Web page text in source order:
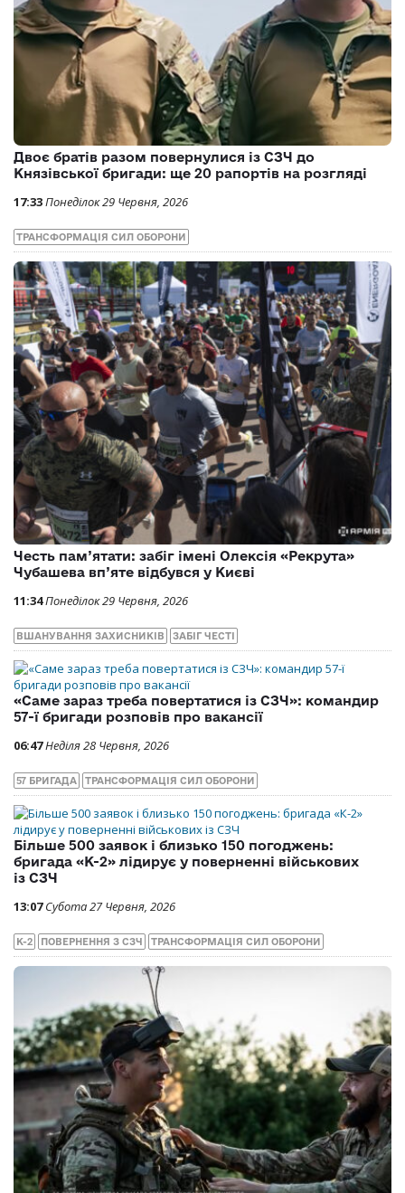
Двоє братів разом повернулися із СЗЧ до
Князівської бригади: ще 20 рапортів на розгляді
17:33Понеділок 29 Червня, 2026
ТРАНСФОРМАЦІЯ СИЛ ОБОРОНИ
Честь пам’ятати: забіг імені Олексія «Рекрута»
Чубашева вп’яте відбувся у Києві
11:34Понеділок 29 Червня, 2026
ВШАНУВАННЯ ЗАХИСНИКІВ ЗАБІГ ЧЕСТІ
«Саме зараз треба повертатися із СЗЧ»: командир
57-ї бригади розповів про вакансії
06:47Неділя 28 Червня, 2026
57 БРИГАДА ТРАНСФОРМАЦІЯ СИЛ ОБОРОНИ
Більше 500 заявок і близько 150 погоджень:
бригада «К-2» лідирує у поверненні військових
із СЗЧ
13:07 Субота 27 Червня, 2026
К-2 ПОВЕРНЕННЯ З СЗЧ ТРАНСФОРМАЦІЯ СИЛ ОБОРОНИ